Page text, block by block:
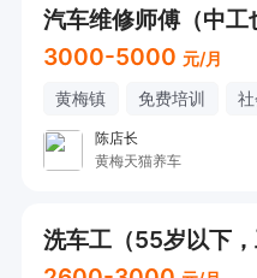
汽车维修师傅（中工
3000-5000 元/月
黄梅镇 免费培训
陈店长
黄梅天猫养车
洗车工（55岁以下，